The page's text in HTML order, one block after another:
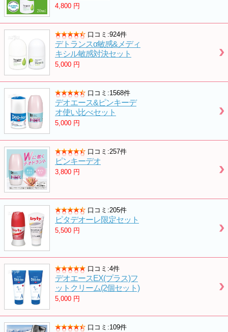
4,800 円
口コミ:924件
デトランスα敏感&メディ
キシル敏感対決セット
5,000 円
口コミ:1568件
デオエース&ピンキーデ
オ使い比べセット
5,000 円
口コミ:257件
ピンキーデオ
3,800 円
口コミ:205件
ピタデオーレ限定セット
5,500 円
口コミ:4件
デオエースEX(プラス)フ
ットクリーム(2個セット)
5,000 円
口コミ:109件